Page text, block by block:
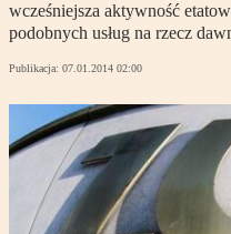
wcześniejsza aktywność
podobnych usług na rzecz
Publikacja: 07.01.2014 02:00